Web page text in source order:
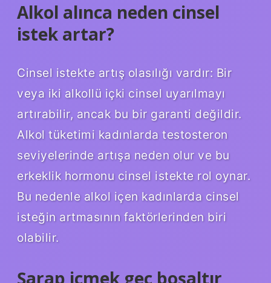
Alkol alınca neden cinsel
istek artar?
Cinsel istekte artış olasılığı vardır: Bir
veya iki alkollü içki cinsel uyarılmayı
artırabilir, ancak bu bir garanti değildir.
Alkol tüketimi kadınlarda testosteron
seviyelerinde artışa neden olur ve bu
erkeklik hormonu cinsel istekte rol oynar.
Bu nedenle alkol içen kadınlarda cinsel
isteğin artmasının faktörlerinden biri
olabilir.
Şarap içmek geç boşaltır